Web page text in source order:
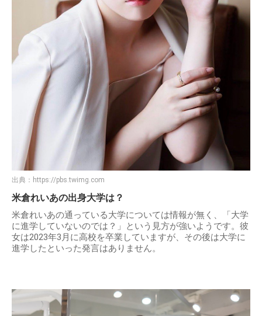
出典： https://pbs.twimg.com
米倉れいあの出身大学は？
米倉れいあの通っている大学については情報が無く、「大学
に進学していないのでは？」という見方が強いようです。彼
女は2023年3月に高校を卒業していますが、その後は大学に
進学したといった発言はありません。